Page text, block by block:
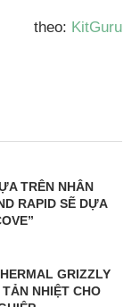
theo: KitGuru
TRÊN NHÂN
RAPID SẼ DỰA
GRIZZLY
NHIỆT CHO